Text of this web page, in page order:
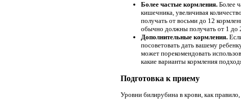
Более частые кормления. Более
кишечника, увеличивая
получать от восьми до 12
обычно должны получать от 1 до
Дополнительные кормления.
посоветовать дать вашему
может порекомендовать
какие варианты кормления
Подготовка к приему
Уровни билирубина в крови, как